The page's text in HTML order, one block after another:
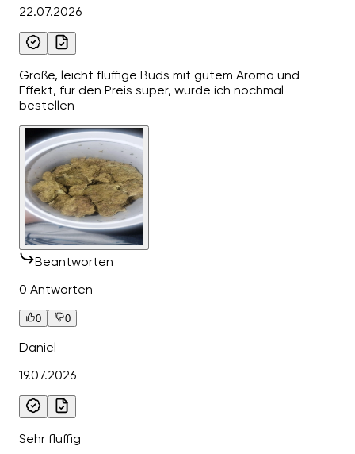
22.07.2026
Große, leicht fluffige Buds mit gutem Aroma und
Effekt, für den Preis super, würde ich nochmal
bestellen
Beantworten
0 Antworten
0 0
Daniel
19.07.2026
Sehr fluffig